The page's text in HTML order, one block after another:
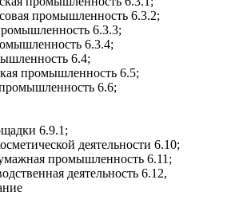
промышленность 6.3.2;
6.3.3;
6.3.4;
6.4;
промышленность 6.5;
6.6;
6.9.1;
деятельности 6.10;
промышленность 6.11;
деятельность 6.12,